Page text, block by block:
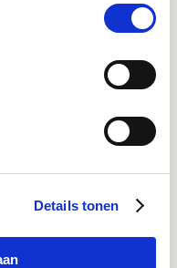
Details tonen
op jouw gestelde
onze collega's